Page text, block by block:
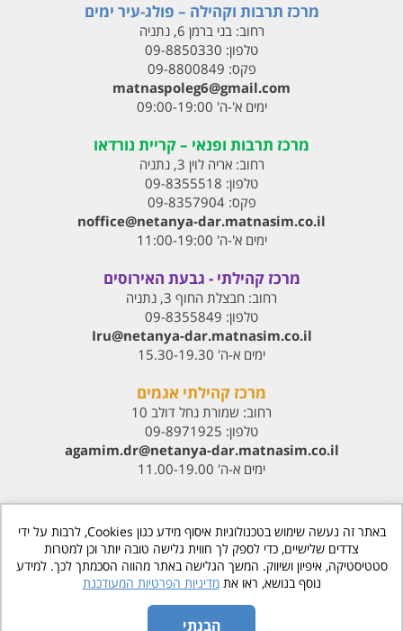
מרכז תרבות וקהילה – פולג-עיר ימים
רחוב:בני ברמן 6, נתניה
טלפון: 09-8850330
פקס: 09-8800849
matnaspoleg6@gmail.com
ימים א'-ה' 09:00-19:00
מרכז תרבות ופנאי – קריית נורדאו
רחוב:אריה לוין 3, נתניה
טלפון: 09-8355518
פקס:09-8357904
noffice@netanya-dar.matnasim.co.il
ימים א'-ה' 11:00-19:00
מרכז קהילתי - גבעת האירוסים
רחוב: חבצלת החוף 3, נתניה
טלפון: 09-8355849
Iru@netanya-dar.matnasim.co.il‏
ימים א-ה' 15.30-19.30
מרכז קהילתי אגמים
רחוב: שמורת נחל דולב 10
טלפון: 09-8971925
agamim.dr@netanya-dar.matnasim.co.il‏
ימים א-ה' 11.00-19.00
www.matnasdn.co.il
© כל הזכויות שמורות
הסדרי נגישות
מדיניות פרטיות
באתר זה נעשה שימוש בטכנולוגיות איסוף מידע כגון Cookies, לרבות על ידי
צדדים שלישיים, כדי לספק לך חווית גלישה טובה יותר וכן למטרות
סטטיסטיקה, איפיון ושיווק. המשך הגלישה באתר מהווה הסכמתך לכך. למידע
נוסף בנושא, ראו אתמדיניות הפרטיות המעודכנת
הבנתי